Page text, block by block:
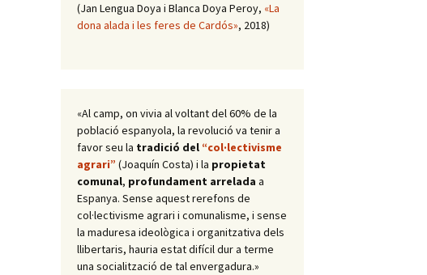
(Jan Lengua Doya i Blanca Doya Peroy, «La
dona alada i les feres de Cardós», 2018)
«Al camp, on vivia al voltant del 60% de la
població espanyola, la revolució va tenir a
favor seu la tradició del “col·lectivisme
agrari” (Joaquín Costa) i la propietat
comunal, profundament arrelada a
Espanya. Sense aquest rerefons de
col·lectivisme agrari i comunalisme, i sense
la maduresa ideològica i organitzativa dels
llibertaris, hauria estat difícil dur a terme
una socialització de tal envergadura.»